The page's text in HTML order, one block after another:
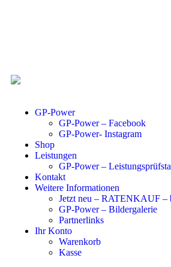
GP-Power
GP-Power – Facebook
GP-Power- Instagram
Shop
Leistungen
GP-Power –
Kontakt
Weitere Informationen
Jetzt neu – RATENKAUF –
GP-Power – Bildergalerie
Partnerlinks
Ihr Konto
Warenkorb
Kasse